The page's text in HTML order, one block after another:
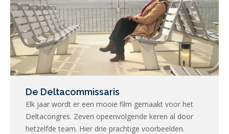
De Deltacommissaris
Elk jaar wordt er een mooie film gemaakt voor het
Deltacongres. Zeven opeenvolgende keren al door
hetzelfde team. Hier drie prachtige voorbeelden.